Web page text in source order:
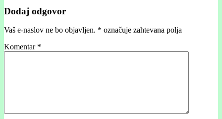
Dodaj odgovor
Vaš e-naslov ne bo objavljen. * označuje zahtevana polja
Komentar *